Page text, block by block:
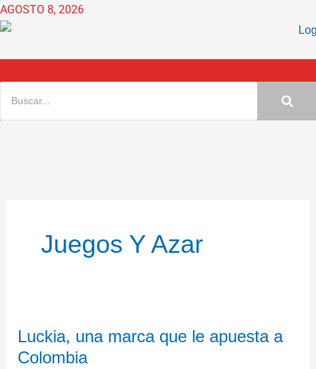
Ir
al
AGOSTO 8, 2026
Juegos Y Azar
Luckia, una marca que le apuesta a
Colombia
una
marca